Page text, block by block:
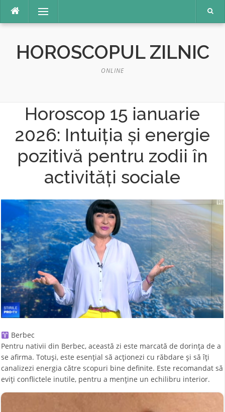
conținut
Meniu
HOROSCOPUL ZILNIC
ONLINE
Horoscop 15 ianuarie
2026: Intuiţia şi energie
pozitivă pentru zodii în
activităţi sociale
Berbec
Pentru nativii din Berbec, această zi este marcată de dorința de a
se afirma. Totuși, este esențial să acționezi cu răbdare și să îți
canalizezi energia către scopuri bine definite. Este recomandat să
eviți conflictele inutile, pentru a menține un echilibru interior.